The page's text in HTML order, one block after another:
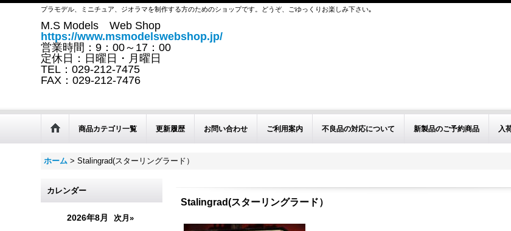
プラモデル、ミニチュア、ジオラマを制作する方のためのショップです。どうぞ、ごゆっくりお楽しみ下さい｡
M.S Models Web Shop
https://www.msmodelswebshop.jp/
営業時間：9：00～17：00
定休日：日曜日・月曜日
TEL：029-212-7475
FAX：029-212-7476
商品カテゴリ一覧 更新履歴 お問い合わせ ご利用案内 不良品の対応について 新製品のご予約商品 入
ホーム > Stalingrad(スターリングラード）
カレンダー
2026年8月 次月»
Stalingrad(スターリングラード）